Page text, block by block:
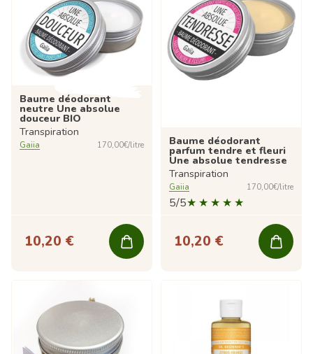
Baume déodorant
neutre Une absolue
douceur BIO
Transpiration
Gaiia 170,00€/litre
10,20 €
Baume déodorant
parfum tendre et fleuri
Une absolue tendresse
Transpiration
Gaiia 170,00€/litre
5/5
10,20 €